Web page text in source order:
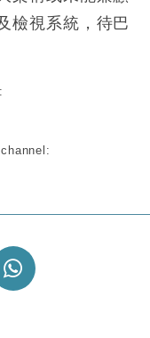
4月單日斥6.28萬億
4億美元押注未上市公
檢視系統，待巴